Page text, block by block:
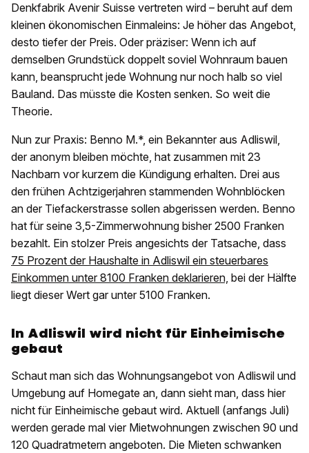
Denkfabrik Avenir Suisse vertreten wird – beruht auf dem
kleinen ökonomischen Einmaleins: Je höher das Angebot,
desto tiefer der Preis. Oder präziser: Wenn ich auf
demselben Grundstück doppelt soviel Wohnraum bauen
kann, beansprucht jede Wohnung nur noch halb so viel
Bauland. Das müsste die Kosten senken. So weit die
Theorie.
Nun zur Praxis: Benno M.*, ein Bekannter aus Adliswil,
der anonym bleiben möchte, hat zusammen mit 23
Nachbarn vor kurzem die Kündigung erhalten. Drei aus
den frühen Achtzigerjahren stammenden Wohnblöcken
an der Tiefackerstrasse sollen abgerissen werden. Benno
hat für seine 3,5-Zimmerwohnung bisher 2500 Franken
bezahlt. Ein stolzer Preis angesichts der Tatsache, dass
75 Prozent der Haushalte in Adliswil ein steuerbares
Einkommen unter 8100 Franken deklarieren, bei der Hälfte
liegt dieser Wert gar unter 5100 Franken.
In Adliswil wird nicht für Einheimische
gebaut
Schaut man sich das Wohnungsangebot von Adliswil und
Umgebung auf Homegate an, dann sieht man, dass hier
nicht für Einheimische gebaut wird. Aktuell (anfangs Juli)
werden gerade mal vier Mietwohnungen zwischen 90 und
120 Quadratmetern angeboten. Die Mieten schwanken